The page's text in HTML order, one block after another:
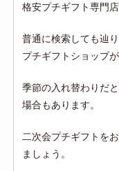
格安プチギフト専門店
普通に検索しても辿
プチギフトショップが
季節の入れ替わりだ
場合もあります。
二次会プチギフトを
ましょう。